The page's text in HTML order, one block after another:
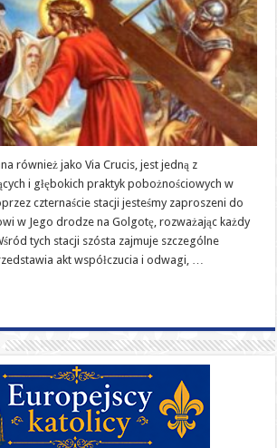
również jako Via Crucis, jest jedną z
i głębokich praktyk pobożnościowych w
czternaście stacji jesteśmy zaproszeni do
w Jego drodze na Golgotę, rozważając każdy
tych stacji szósta zajmuje szczególne
akt współczucia i odwagi, …